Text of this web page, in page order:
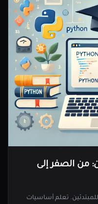
من الصفر إلى
للمبتدئين. تعلم أساسيات